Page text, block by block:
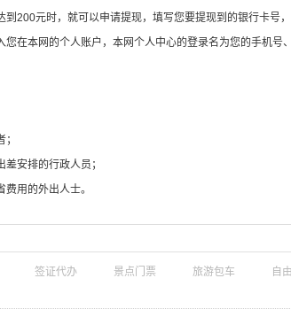
到200元时，就可以申请提现，填写您要提现到的银行卡号
您在本网的个人账户，本网个人中心的登录名为您的手机号
安排的行政人员；
用的外出人士。
签证代办 景点门票 旅游包车 自